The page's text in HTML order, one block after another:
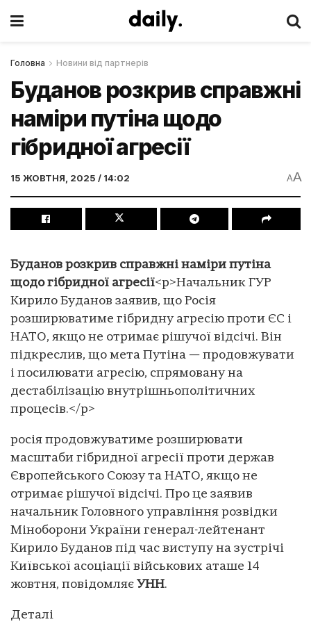
Головна Новини від партнерів
Буданов розкрив справжні
наміри путіна щодо
гібридної агресії
15 ЖОВТНЯ, 2025 / 14:02 AA
Буданов розкрив справжні наміри путіна
щодо гібридної агресії<p>Начальник ГУР
Кирило Буданов заявив, що Росія
розширюватиме гібридну агресію проти ЄС і
НАТО, якщо не отримає рішучої відсічі. Він
підкреслив, що мета Путіна — продовжувати
і посилювати агресію, спрямовану на
дестабілізацію внутрішньополітичних
процесів.</p>
росія продовжуватиме розширювати
масштаби гібридної агресії проти держав
Європейського Союзу та НАТО, якщо не
отримає рішучої відсічі. Про це заявив
начальник Головного управління розвідки
Міноборони України генерал-лейтенант
Кирило Буданов під час виступу на зустрічі
Київської асоціації військових аташе 14
жовтня, повідомляє УНН.
Деталі